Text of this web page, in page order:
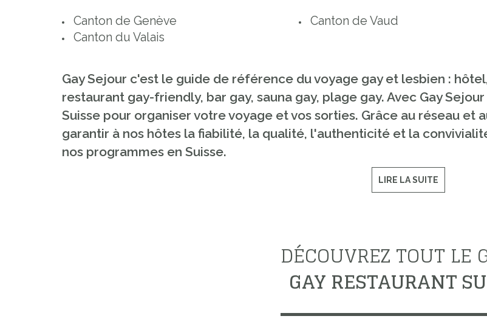
Canton de Genève Canton de Vaud
Canton du Valais
Gay Sejour c'est le guide de référence du voyage gay et lesbien :
restaurant gay-friendly, bar gay, sauna gay, plage gay. Avec Gay
Suisse pour organiser votre voyage et vos sorties. Grâce au réseau et
garantir à nos hôtes la fiabilité, la qualité, l'authenticité et la
nos programmes en Suisse.
LIRE LA SUITE
DÉCOUVREZ TOUT LE
GAY RESTAURANT